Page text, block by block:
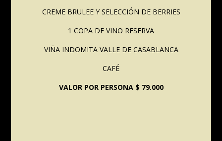
CREME BRULEE Y SELECCIÓN DE BERRIES
1 COPA DE VINO RESERVA
VIÑA INDOMITA VALLE DE CASABLANCA
CAFÉ
VALOR POR PERSONA $ 79.000